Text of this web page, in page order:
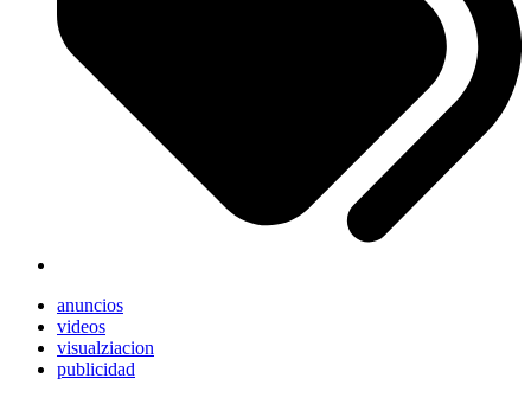
anuncios
videos
visualziacion
publicidad